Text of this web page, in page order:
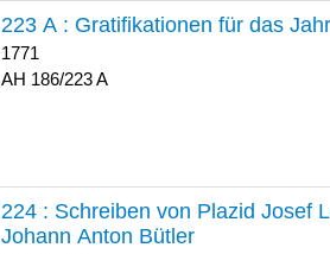
223 A : Gratifikationen für das
1771
186/223 A
224 : Schreiben von Plazid Josef
Johann Anton Bütler